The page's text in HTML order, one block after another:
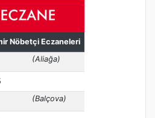
dinle bağlarını